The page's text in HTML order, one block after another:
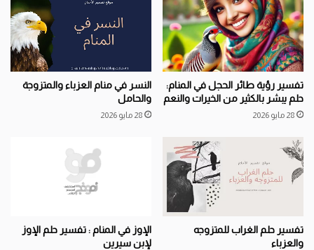
تفسير رؤية طائر الحجل في المنام:
حلم يبشر بالكثير من الخيرات والنعم
28 مايو 2026
النسر في منام العزباء والمتزوجة
والحامل
28 مايو 2026
تفسير حلم الغراب للمتزوجه
والعزباء
الإوز في المنام : تفسير حلم الإوز
لإبن سيرين